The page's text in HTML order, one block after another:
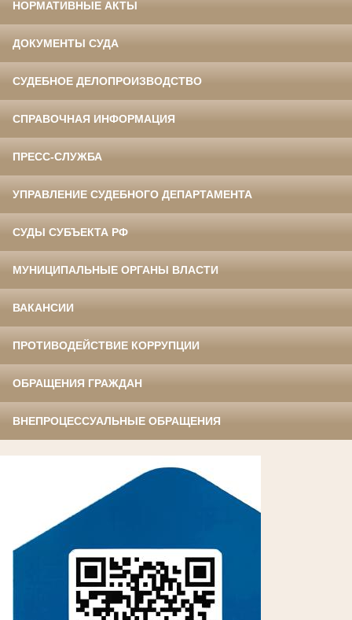
НОРМАТИВНЫЕ АКТЫ
ДОКУМЕНТЫ СУДА
СУДЕБНОЕ ДЕЛОПРОИЗВОДСТВО
СПРАВОЧНАЯ ИНФОРМАЦИЯ
ПРЕСС-СЛУЖБА
УПРАВЛЕНИЕ СУДЕБНОГО ДЕПАРТАМЕНТА
СУДЫ СУБЪЕКТА РФ
МУНИЦИПАЛЬНЫЕ ОРГАНЫ ВЛАСТИ
ВАКАНСИИ
ПРОТИВОДЕЙСТВИЕ КОРРУПЦИИ
ОБРАЩЕНИЯ ГРАЖДАН
ВНЕПРОЦЕССУАЛЬНЫЕ ОБРАЩЕНИЯ